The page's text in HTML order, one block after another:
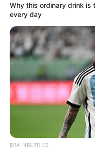
Why this ordinary drink is
every day
BRAINBERRIES